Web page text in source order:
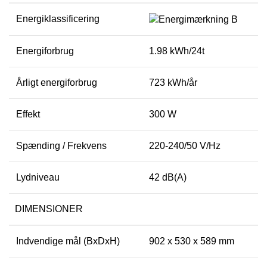
Energiklassificering
Energiforbrug 1.98 kWh/24t
Årligt energiforbrug 723 kWh/år
Effekt 300 W
Spænding / Frekvens 220-240/50 V/Hz
Lydniveau 42 dB(A)
DIMENSIONER
Indvendige mål (BxDxH) 902 x 530 x 589 mm